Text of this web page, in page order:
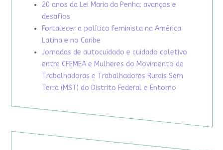
20 anos da Lei Maria da Penha: avanços e
desafios
Fortalecer a política feminista na América
Latina e no Caribe
Jornadas de autocuidado e cuidado coletivo
entre CFEMEA e Mulheres do Movimento de
Trabalhadoras e Trabalhadores Rurais Sem
Terra (MST) do Distrito Federal e Entorno